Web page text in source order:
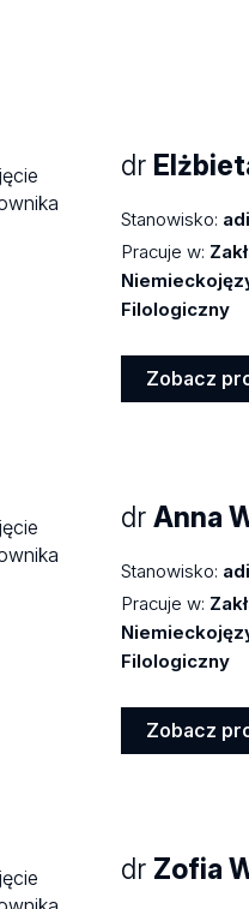
dr
Stanowisko:
Pracuje w:
Filologiczny
Zobacz
dr Anna
Stanowisko:
Pracuje w:
Filologiczny
Zobacz
dr Zofia